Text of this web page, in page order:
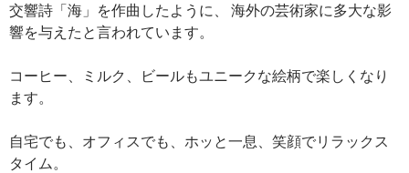
交響詩「海」を作曲したように、 海外の芸術家に多大な影
響を与えたと言われています。
コーヒー、ミルク、ビールもユニークな絵柄で楽しくなり
ます。
自宅でも、オフィスでも、ホッと一息、笑顔でリラックス
タイム。